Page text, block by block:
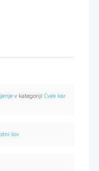
v kategoriji Čvek kar
šov